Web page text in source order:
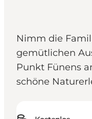
Nimm die
gemütlichen
Punkt Fünens
schöne